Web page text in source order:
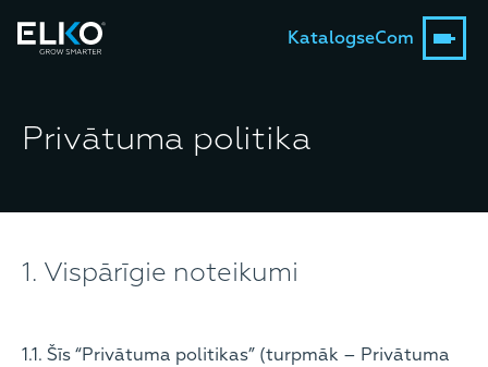
KatalogseCom
Privātuma politika
1. Vispārīgie noteikumi
1.1. Šīs “Privātuma politikas” (turpmāk – Privātuma